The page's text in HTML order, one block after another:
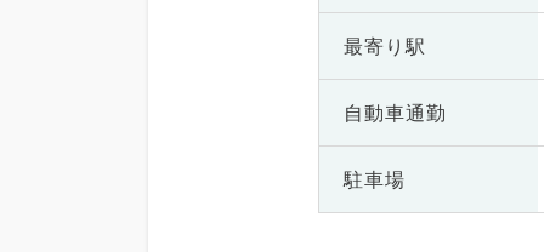
最寄り駅
自動車通勤
駐車場